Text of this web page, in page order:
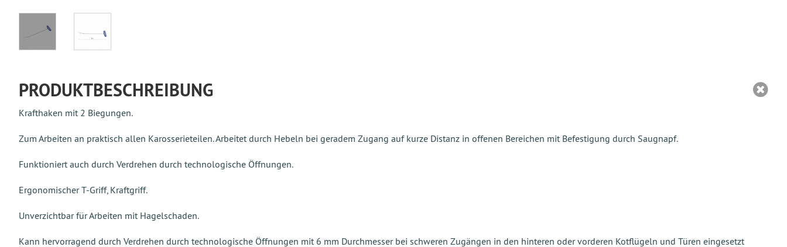
PRODUKTBESCHREIBUNG
Krafthaken mit 2 Biegungen.
Zum Arbeiten an praktisch allen Karosserieteilen. Arbeitet durch Hebeln bei geradem Zugang auf kurze Distanz in offenen Bereichen mit Befestigung durch Saugnapf.
Funktioniert auch durch Verdrehen durch technologische Öffnungen.
Ergonomischer T-Griff, Kraftgriff.
Unverzichtbar für Arbeiten mit Hagelschaden.
Kann hervorragend durch Verdrehen durch technologische Öffnungen mit 6 mm Durchmesser bei schweren Zugängen in den hinteren oder vorderen Kotflügeln und Türen eingesetzt